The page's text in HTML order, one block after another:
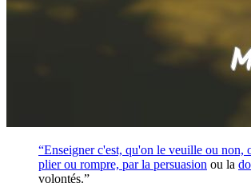
“Enseigner c'est, qu'on le veuille ou non,
plier ou rompre, par la persuasion ou la
volontés.”